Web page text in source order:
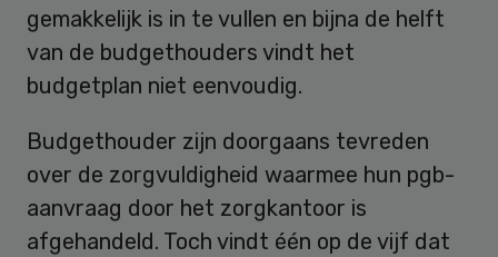
gemakkelijk is in te vullen en bijna de helft
van de budgethouders vindt het
budgetplan niet eenvoudig.
Budgethouder zijn doorgaans tevreden
over de zorgvuldigheid waarmee hun pgb-
aanvraag door het zorgkantoor is
afgehandeld. Toch vindt één op de vijf dat